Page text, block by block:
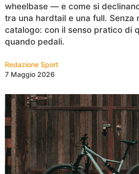
wheelbase — e come si
tra una hardtail e una full. Senza
catalogo: con il senso pratico di
quando pedali.
Redazione Sport
7 Maggio 2026